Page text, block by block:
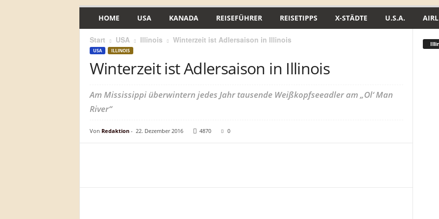
HOME USA KANADA REISEFÜHRER REISETIPPS X-STÄDTE U.S.A.
Start USA Illinois Winterzeit ist Adlersaison in Illinois
USA ILLINOIS
Winterzeit ist Adlersaison in Illinois
Am Mississippi überwintern jedes Jahr tausende Weißkopfseeadler am „Ol‘ Man
River“
Von Redaktion- 22. Dezember 2016 4870 0